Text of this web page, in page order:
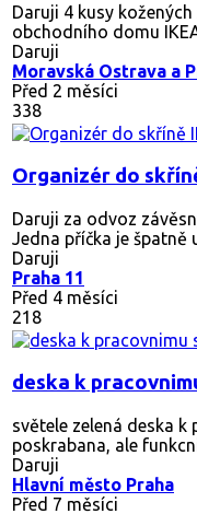
Daruji 4 kusy
obchodního domu
Daruji
Moravská Ostrava a
Před 2 měsíci
338
Organizér do
Daruji za odvoz
Jedna příčka je špatně
Daruji
Praha 11
Před 4 měsíci
218
deska k
světele zelená deska
poskrabana, ale
Daruji
Hlavní město Praha
Před 7 měsíci